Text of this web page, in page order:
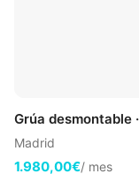
Grúa desmontable
Madrid
1.980,00€/ mes